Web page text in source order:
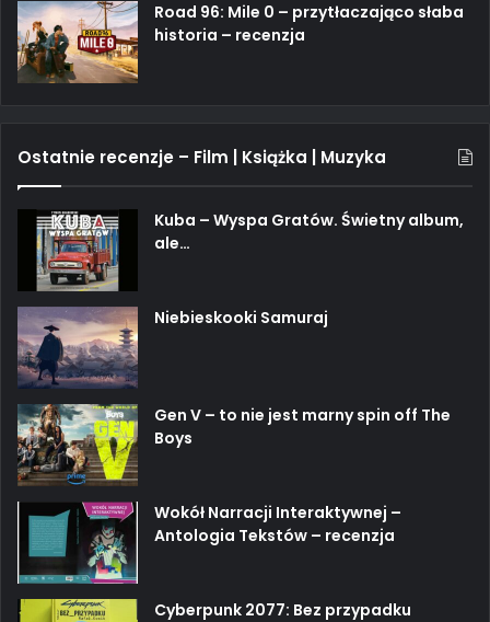
Road 96: Mile 0 – przytłaczająco słaba
historia – recenzja
Ostatnie recenzje – Film | Książka | Muzyka
Kuba – Wyspa Gratów. Świetny album,
ale…
Niebieskooki Samuraj
Gen V – to nie jest marny spin off The
Boys
Wokół Narracji Interaktywnej –
Antologia Tekstów – recenzja
Cyberpunk 2077: Bez przypadku